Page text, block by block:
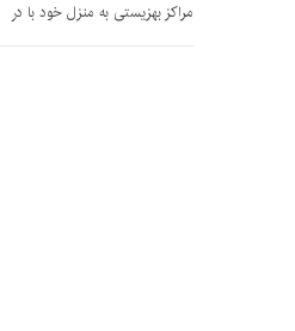
مراکز بهزیستی به منزل خود با در